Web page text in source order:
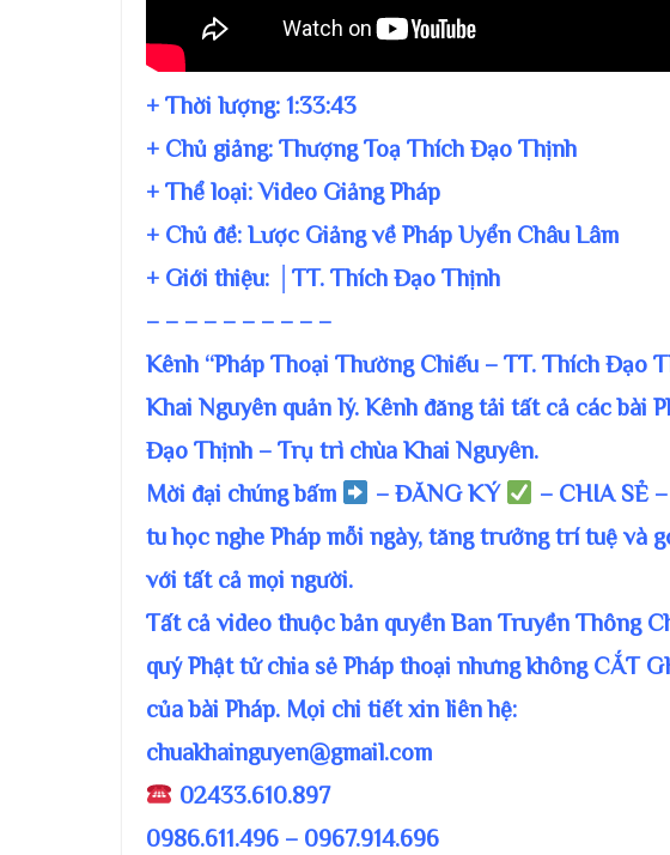
+ Thời lượng: 1:33:43
+ Chủ giảng: Thượng Toạ Thích Đạo Thịnh
+ Thể loại: Video Giảng Pháp
+ Chủ đề: Lược Giảng về Pháp Uyển Châu Lâm
+ Giới thiệu: │TT. Thích Đạo Thịnh
– – – – – – – – – –
Kênh “Pháp Thoại Thường Chiếu – TT. Thích Đạo
Khai Nguyên quản lý. Kênh đăng tải tất cả các bài
Đạo Thịnh – Trụ trì chùa Khai Nguyên.
Mời đại chúng bấm
– ĐĂNG KÝ – CHIA SẺ
tu học nghe Pháp mỗi ngày, tăng trưởng trí tuệ và
với tất cả mọi người.
Tất cả video thuộc bản quyền Ban Truyền Thông
quý Phật tử chia sẻ Pháp thoại nhưng không CẮT
của bài Pháp. Mọi chi tiết xin liên hệ:
chuakhainguyen@gmail.com
02433.610.897
0986.611.496 – 0967.914.696